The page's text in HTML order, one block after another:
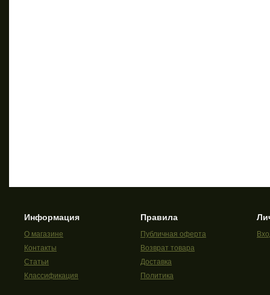
Информация
О магазине
Контакты
Статьи
Классификация
Правила
Публичная оферта
Возврат товара
Доставка
Политика